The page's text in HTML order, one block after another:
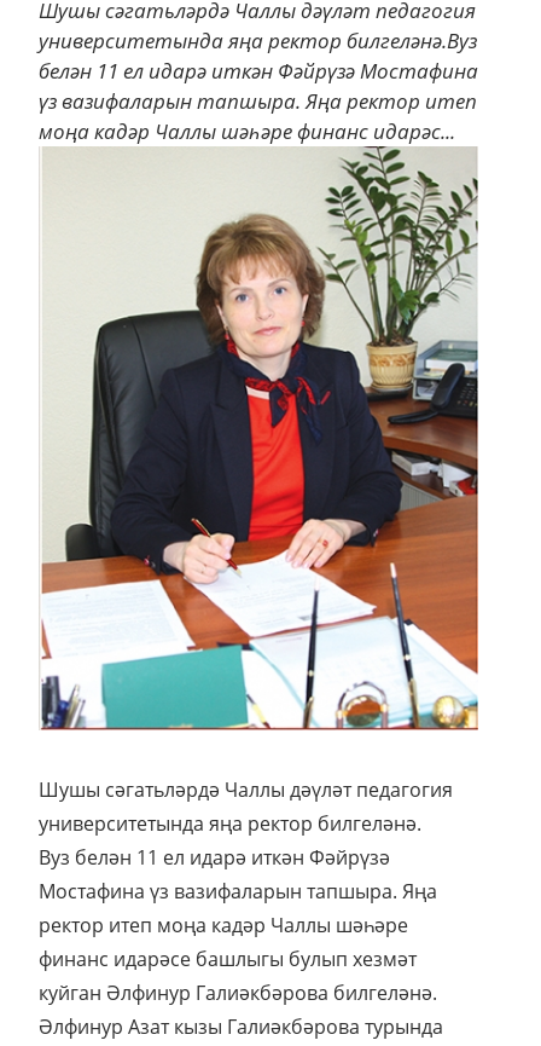
Шушы сәгатьләрдә Чаллы дәүләт педагогия
университетында яңа ректор билгеләнә.Вуз
белән 11 ел идарә иткән Фәйрүзә Мостафина
үз вазифаларын тапшыра. Яңа ректор итеп
моңа кадәр Чаллы шәһәре финанс идарәс...
Шушы сәгатьләрдә Чаллы дәүләт педагогия
университетында яңа ректор билгеләнә.
Вуз белән 11 ел идарә иткән Фәйрүзә
Мостафина үз вазифаларын тапшыра. Яңа
ректор итеп моңа кадәр Чаллы шәһәре
финанс идарәсе башлыгы булып хезмәт
куйган Әлфинур Галиәкбәрова билгеләнә.
Әлфинур Азат кызы Галиәкбәрова турында